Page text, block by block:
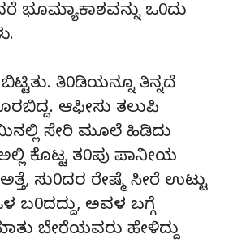
ಭೂಮ್ಯಾಕಾಶವನ್ನು ಒ0ದು
ತಿ0ಡಿಯನ್ನೂ ತಿನ್ನದೆ
ಆಫೀಸು ತಲುಪಿ
ಸೇರಿ ಮೂಲೆ ಹಿಡಿದು
ಕೊಟ್ಟ ತ0ಪು ಪಾನೀಯ
ಸು0ದರ ರೇಷ್ಮೆ ಸೀರೆ ಉಟ್ಟು
ಬ0ದದ್ದು, ಅವಳ ಬಗ್ಗೆ
ಬೇರೆಯವರು ಹೇಳಿದ್ದು